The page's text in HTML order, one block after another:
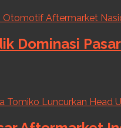
Dominasi